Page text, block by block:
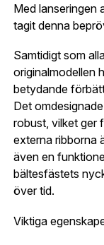
Med lanseringen
tagit denna
Samtidigt som
originalmodellen
betydande
Det
robust, vilket ger
externa ribborna
även en
bältesfästets
över tid.
Viktiga
Logga in
Logga in för att
När du är
Skapa
formuläret så
skapat. I vår
frågorna
Företag-
Org. nummer